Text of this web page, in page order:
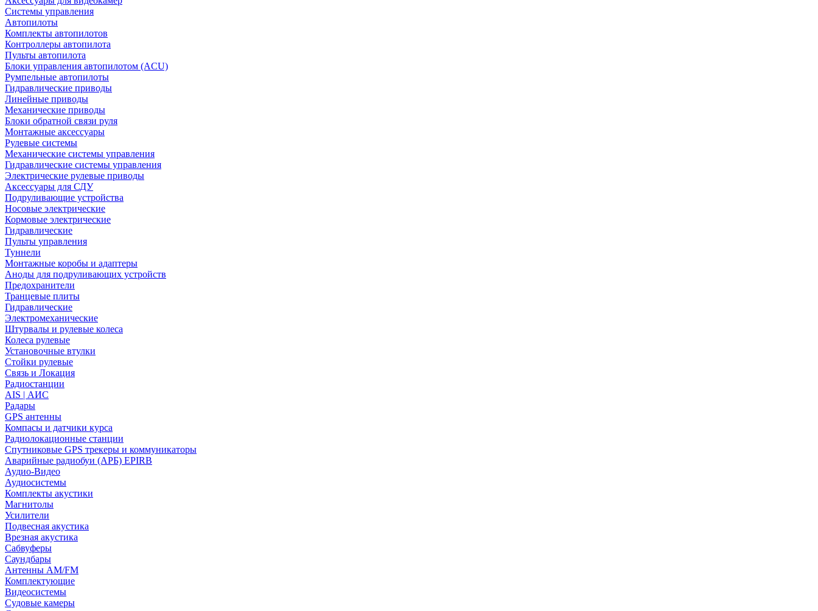
Системы управления
Автопилоты
Комплекты автопилотов
Контроллеры автопилота
Пульты автопилота
Блоки управления автопилотом (ACU)
Румпельные автопилоты
Гидравлические приводы
Линейные приводы
Механические приводы
Блоки обратной связи руля
Монтажные аксессуары
Рулевые системы
Механические системы управления
Гидравлические системы управления
Электрические рулевые приводы
Аксессуары для СДУ
Подруливающие устройства
Носовые электрические
Кормовые электрические
Гидравлические
Пульты управления
Туннели
Монтажные коробы и адаптеры
Аноды для подруливающих устройств
Предохранители
Транцевые плиты
Гидравлические
Электромеханические
Штурвалы и рулевые колеса
Колеса рулевые
Установочные втулки
Стойки рулевые
Связь и Локация
Радиостанции
AIS | АИС
Радары
GPS антенны
Компасы и датчики курса
Радиолокационные станции
Спутниковые GPS трекеры и коммуникаторы
Аварийные радиобуи (АРБ) EPIRB
Аудио-Видео
Аудиосистемы
Комплекты акустики
Магнитолы
Усилители
Подвесная акустика
Врезная акустика
Сабвуферы
Саундбары
Антенны AM/FM
Комплектующие
Видеосистемы
Судовые камеры